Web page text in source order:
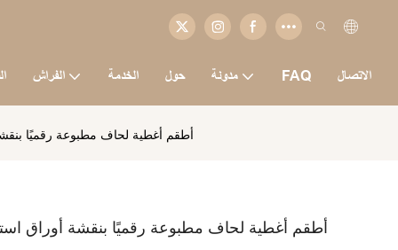
الفراش الخدمة حول مدونة FAQ الاتصال
أطقم أغطية لحاف مطبوعة رقميًا
أطقم أغطية لحاف مطبوعة رقميًا بنقشة أوراق